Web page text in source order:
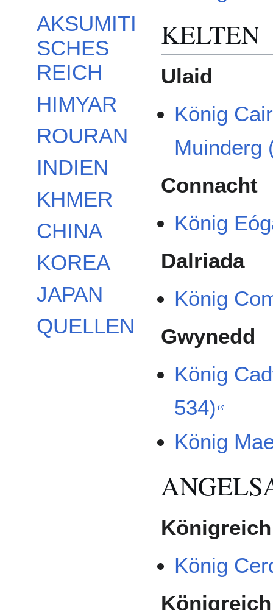
AKSUMITI
SCHES
REICH
HIMYAR
ROURAN
INDIEN
KHMER
CHINA
KOREA
JAPAN
QUELLEN
KELTEN
Ulaid
König
Muinderg
Connacht
König
Dalriada
König
Gwynedd
König
534)
König
König